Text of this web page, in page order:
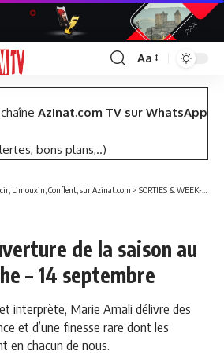
Font
Resizer
Aa
Azinat.com TV sur WhatsApp
bons plans,..)
Limouxin, Conflent, sur Azinat.com > SORTIES & WEEK-END
de la saison au
– 14 septembre
interprète, Marie Amali délivre des
et d’une finesse rare dont les
en chacun de nous.